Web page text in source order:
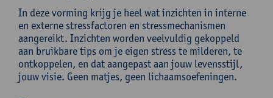
In deze vorming krijg je heel wat inzichten in interne
en externe stressfactoren en stressmechanismen
aangereikt. Inzichten worden veelvuldig gekoppeld
aan bruikbare tips om je eigen stress te milderen, te
ontkoppelen, en dat aangepast aan jouw levensstijl,
jouw visie. Geen matjes, geen lichaamsoefeningen.